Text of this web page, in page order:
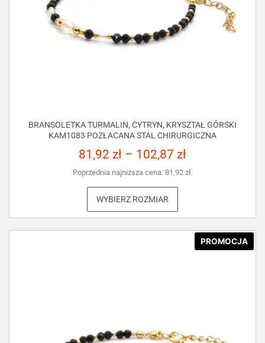
BRANSOLETKA TURMALIN, CYTRYN, KRYSZTAŁ GÓRSKI
KAM1083 POZŁACANA STAL CHIRURGICZNA
81,92 zł – 102,87 zł
Poprzednia najniższa cena: 81,92 zł.
WYBIERZ ROZMIAR
PROMOCJA